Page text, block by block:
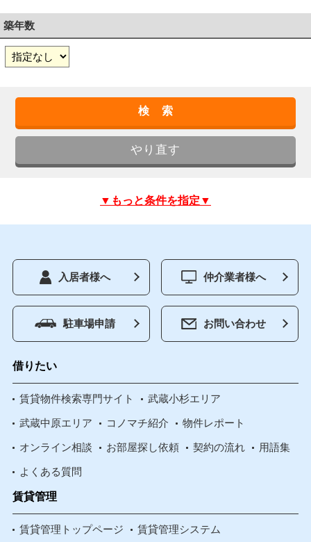
築年数
▼もっと条件を指定▼
入居者様へ 仲介業者様へ
駐車場申請 お問い合わせ
借りたい
賃貸物件検索専門サイト 武蔵小杉エリア
武蔵中原エリア コノマチ紹介 物件レポート
オンライン相談 お部屋探し依頼 契約の流れ 用語集
よくある質問
賃貸管理
賃貸管理トップページ 賃貸管理システム